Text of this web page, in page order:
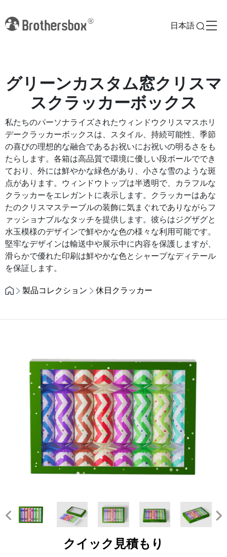
日本語
グリーンカスタム窓クリスマ
スクラッカーボックス
私たちのパーソナライズされたウィンドウクリスマスホリ
デークラッカーボックスは、スタイル、持続可能性、季節
の喜びの理想的な融合であるお祝いにお祝いの明るさをも
たらします。各箱は高品質で環境に優しい段ボールででき
ており、外には鮮やかな緑色があり、小さな雪のような斑
点があります。ウィンドウトップは半透明で、カラフルな
クラッカーをエレガントに表示します。クラッカーはあな
たのクリスマステーブルの装飾に気まぐれでありながらフ
ァッショナブルなタッチを提供します。彼らはジグザグと
水玉模様のデザインで鮮やかな色の様々な利用可能です。
堅牢なデザインは輸送中や展示中に内容を保護しますが、
滑らかで優れた印刷は鮮やかな色とシャープなディテール
を保証します。
製品コレクション
休日クラッカー
クイック見積もり